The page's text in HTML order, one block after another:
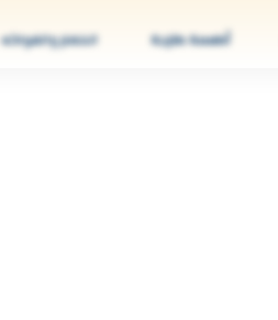
أطعمة طازجة الخضار والفواكه